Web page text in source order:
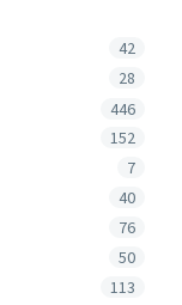
42
28
446
152
7
40
76
50
113